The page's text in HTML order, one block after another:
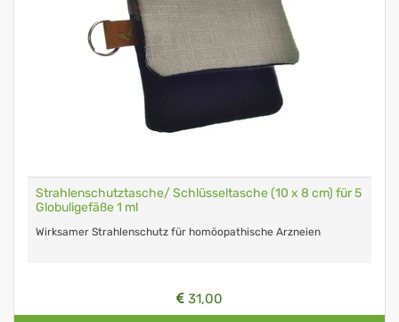
Strahlenschutztasche/ Schlüsseltasche (10 x 8 cm) für 5
Globuligefäße 1 ml
Wirksamer Strahlenschutz für homöopathische Arzneien
31,00